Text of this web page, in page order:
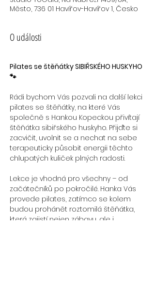
Město, 736 01 Havířov-Havířov 1, Česko
O události
Pilates se štěňátky SIBIŘSKÉHO HUSKYHO
🐾
Rádi bychom Vás pozvali na další lekci
pilates se štěňátky, na které Vás
společně s Hankou Kopeckou přivítají
štěňátka sibiřského huskyho. Přijďte si
zacvičit, uvolnit se a nechat na sebe
terapeuticky působit energii těchto
chlupatých kuliček plných radosti.
Lekce je vhodná pro všechny – od
začátečníků po pokročilé. Hanka Vás
provede pilates, zatímco se kolem
budou prohánět roztomilá štěňátka,
která zajistí nejen zábavu, ale i